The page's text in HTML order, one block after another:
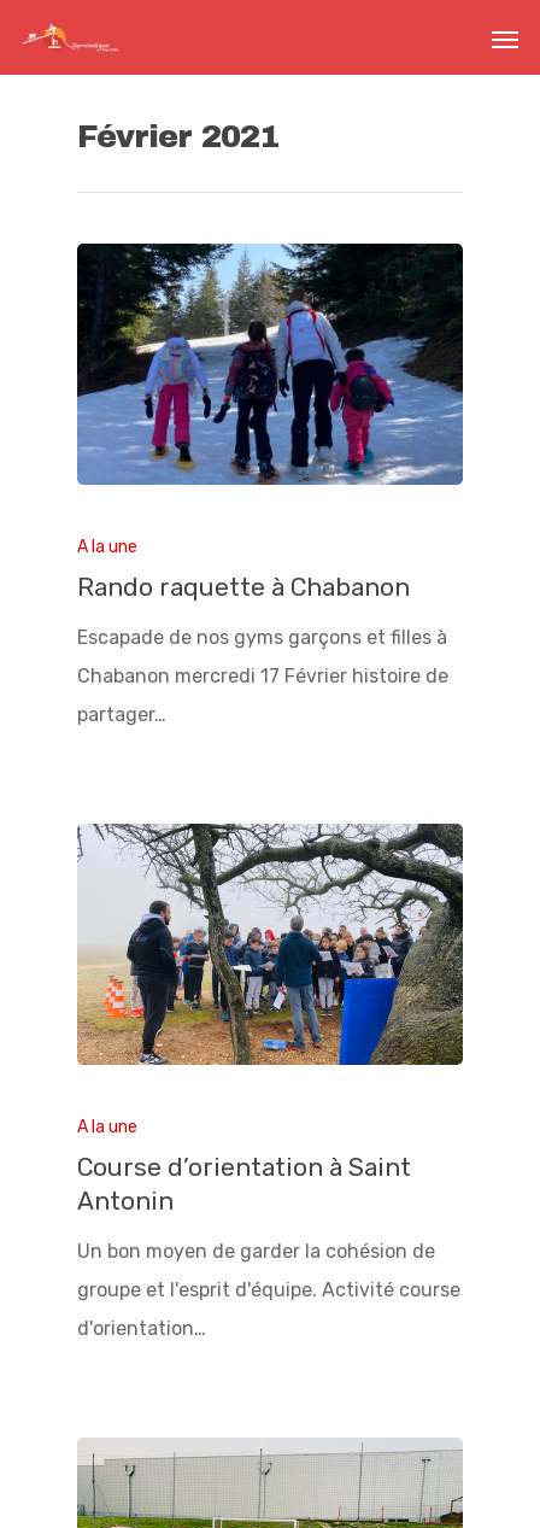
Février 2021
A la une
Rando raquette à Chabanon
Escapade de nos gyms garçons et filles à
Chabanon mercredi 17 Février histoire de
partager…
A la une
Course d’orientation à Saint
Antonin
Un bon moyen de garder la cohésion de
groupe et l'esprit d'équipe. Activité course
d'orientation…